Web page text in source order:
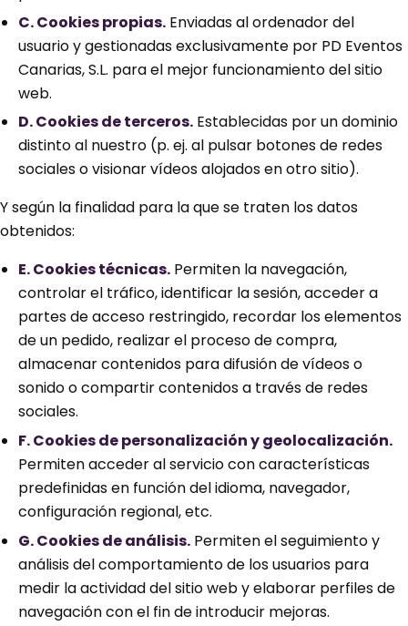
C. Cookies propias. Enviadas al ordenador del
usuario y gestionadas exclusivamente por PD Eventos
Canarias, S.L. para el mejor funcionamiento del sitio
web.
D. Cookies de terceros. Establecidas por un dominio
distinto al nuestro (p. ej. al pulsar botones de redes
sociales o visionar vídeos alojados en otro sitio).
Y según la finalidad para la que se traten los datos
obtenidos:
E. Cookies técnicas. Permiten la navegación,
controlar el tráfico, identificar la sesión, acceder a
partes de acceso restringido, recordar los elementos
de un pedido, realizar el proceso de compra,
almacenar contenidos para difusión de vídeos o
sonido o compartir contenidos a través de redes
sociales.
F. Cookies de personalización y geolocalización.
Permiten acceder al servicio con características
predefinidas en función del idioma, navegador,
configuración regional, etc.
G. Cookies de análisis. Permiten el seguimiento y
análisis del comportamiento de los usuarios para
medir la actividad del sitio web y elaborar perfiles de
navegación con el fin de introducir mejoras.